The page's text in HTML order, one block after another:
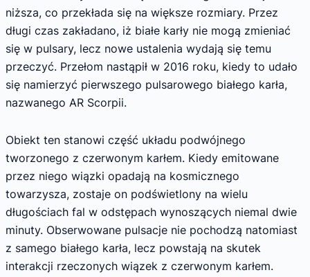
niższa, co przekłada się na większe rozmiary. Przez
długi czas zakładano, iż białe karły nie mogą zmieniać
się w pulsary, lecz nowe ustalenia wydają się temu
przeczyć. Przełom nastąpił w 2016 roku, kiedy to udało
się namierzyć pierwszego pulsarowego białego karła,
nazwanego AR Scorpii.
Obiekt ten stanowi część układu podwójnego
tworzonego z czerwonym karłem. Kiedy emitowane
przez niego wiązki opadają na kosmicznego
towarzysza, zostaje on podświetlony na wielu
długościach fal w odstępach wynoszących niemal dwie
minuty. Obserwowane pulsacje nie pochodzą natomiast
z samego białego karła, lecz powstają na skutek
interakcji rzeczonych wiązek z czerwonym karłem.